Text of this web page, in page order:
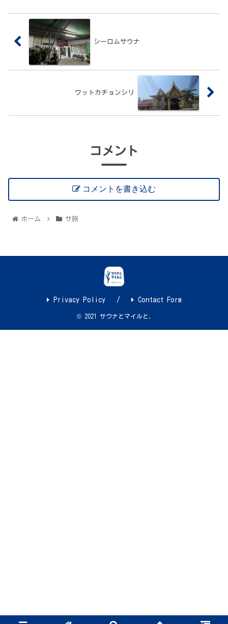
シーロムサウナ
ワットカチョンシリ
コメント
コメントを書き込む
ホーム サ旅
Privacy Policy Contact Form
© 2021 サウナとマイルと.